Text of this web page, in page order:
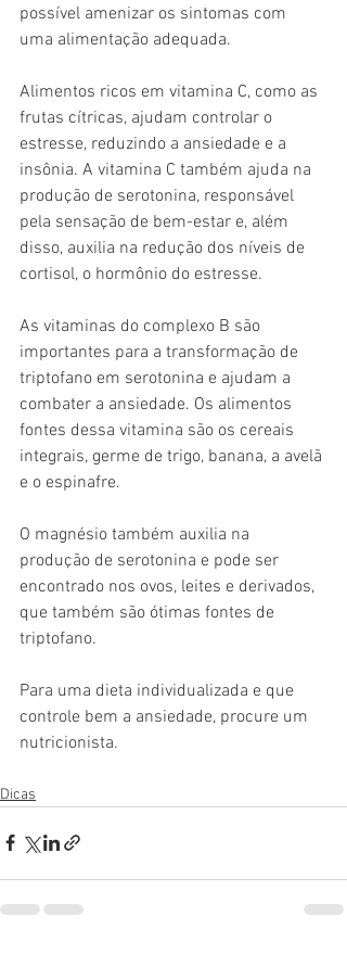
possível amenizar os sintomas com
uma alimentação adequada.
Alimentos ricos em vitamina C, como as
frutas cítricas, ajudam controlar o
estresse, reduzindo a ansiedade e a
insônia. A vitamina C também ajuda na
produção de serotonina, responsável
pela sensação de bem-estar e, além
disso, auxilia na redução dos níveis de
cortisol, o hormônio do estresse.
As vitaminas do complexo B são
importantes para a transformação de
triptofano em serotonina e ajudam a
combater a ansiedade. Os alimentos
fontes dessa vitamina são os cereais
integrais, germe de trigo, banana, a avelã
e o espinafre.
O magnésio também auxilia na
produção de serotonina e pode ser
encontrado nos ovos, leites e derivados,
que também são ótimas fontes de
triptofano.
Para uma dieta individualizada e que
controle bem a ansiedade, procure um
nutricionista.
Dicas